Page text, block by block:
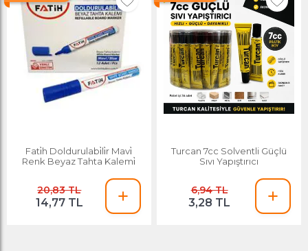
Fati̇h Doldurulabi̇li̇r Mavi̇
Renk Beyaz Tahta Kalemi̇
20,83 TL
14,77 TL
Turcan 7cc Solventli Güçlü
Sıvı Yapıştırıcı
6,94 TL
3,28 TL